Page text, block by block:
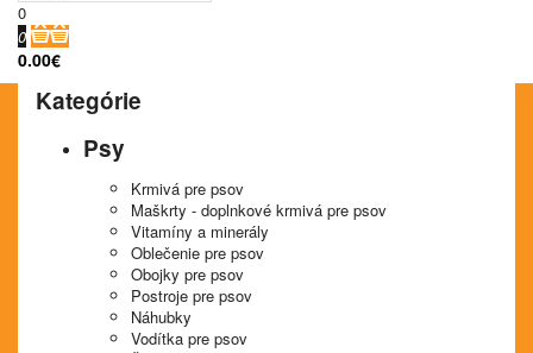
0
0
0.00€
Kategórie
Psy
Krmivá pre psov
Maškrty - doplnkové krmivá pre psov
Vitamíny a minerály
Oblečenie pre psov
Obojky pre psov
Postroje pre psov
Náhubky
Vodítka pre psov